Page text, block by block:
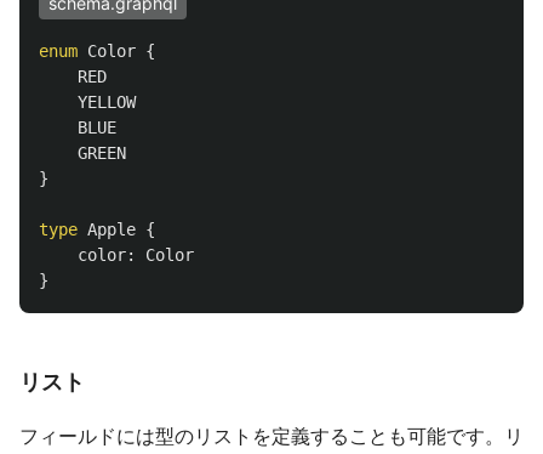
enum Color {
RED
YELLOW
BLUE
GREEN
}
type Apple {
color:
Color
}
リスト
フィールドには型のリストを定義することも可能です。リ